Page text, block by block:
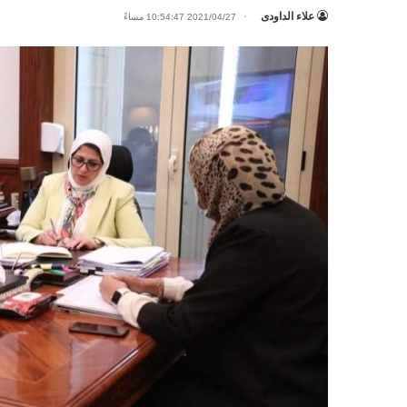
علاء الداودى 2021/04/27 10:54:47 مساءً